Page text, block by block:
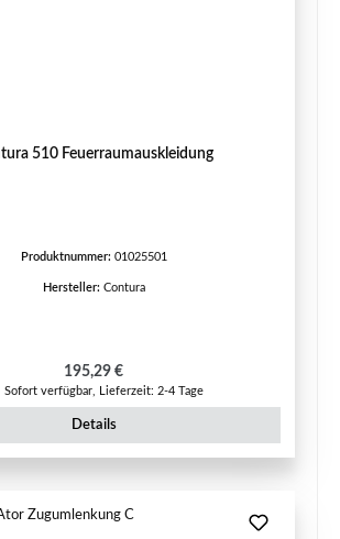
510 Feuerraumauskleidung
Produktnummer: 01025501
Hersteller: Contura
Regulärer Preis:
195,29 €
Sofort verfügbar, Lieferzeit: 2-4 Tage
Details